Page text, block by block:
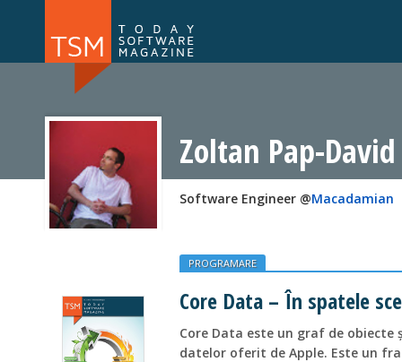
NOU
Zoltan Pap-David
Software Engineer @Macadamian
PROGRAMARE
Core Data – În spatele
Core Data este un graf de
datelor oferit de Apple. Este un